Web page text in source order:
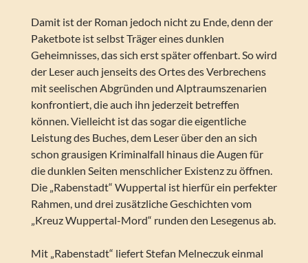
Damit ist der Roman jedoch nicht zu Ende, denn der
Paketbote ist selbst Träger eines dunklen
Geheimnisses, das sich erst später offenbart. So wird
der Leser auch jenseits des Ortes des Verbrechens
mit seelischen Abgründen und Alptraumszenarien
konfrontiert, die auch ihn jederzeit betreffen
können. Vielleicht ist das sogar die eigentliche
Leistung des Buches, dem Leser über den an sich
schon grausigen Kriminalfall hinaus die Augen für
die dunklen Seiten menschlicher Existenz zu öffnen.
Die „Rabenstadt“ Wuppertal ist hierfür ein perfekter
Rahmen, und drei zusätzliche Geschichten vom
„Kreuz Wuppertal-Mord“ runden den Lesegenus ab.
Mit „Rabenstadt“ liefert Stefan Melneczuk einmal